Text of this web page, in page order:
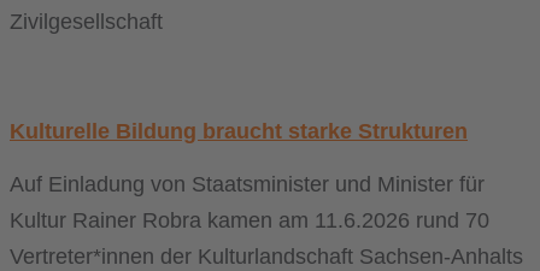
Zivilgesellschaft
Kulturelle Bildung braucht starke Strukturen
Auf Einladung von Staatsminister und Minister für
Kultur Rainer Robra kamen am 11.6.2026 rund 70
Vertreter*innen der Kulturlandschaft Sachsen-Anhalts